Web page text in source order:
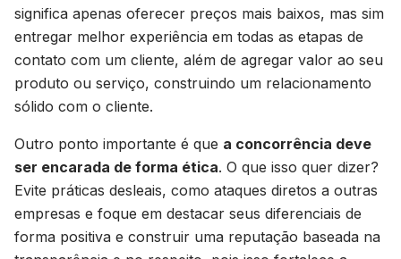
significa apenas oferecer preços mais baixos, mas sim
entregar melhor experiência em todas as etapas de
contato com um cliente, além de agregar valor ao seu
produto ou serviço, construindo um relacionamento
sólido com o cliente.
Outro ponto importante é que a concorrência deve
ser encarada de forma ética. O que isso quer dizer?
Evite práticas desleais, como ataques diretos a outras
empresas e foque em destacar seus diferenciais de
forma positiva e construir uma reputação baseada na